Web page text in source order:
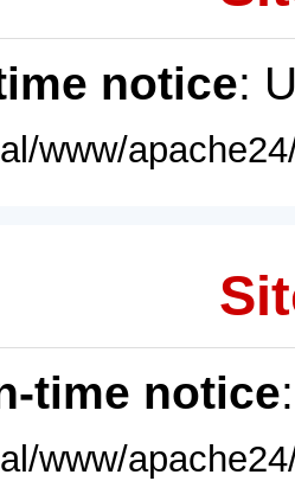
notice:
www/
time notice
www/